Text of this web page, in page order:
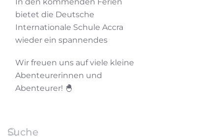
bietet die Deutsche
Internationale Schule Accra
wieder ein spannendes
Wir freuen uns auf viele kleine
Abenteurerinnen und
Abenteurer! 🐣